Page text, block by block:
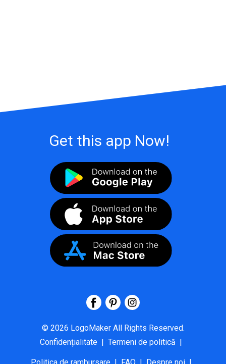
Get this app Now!
© 2026 LogoMaker All Rights Reserved.
Confidențialitate | Termeni de politică |